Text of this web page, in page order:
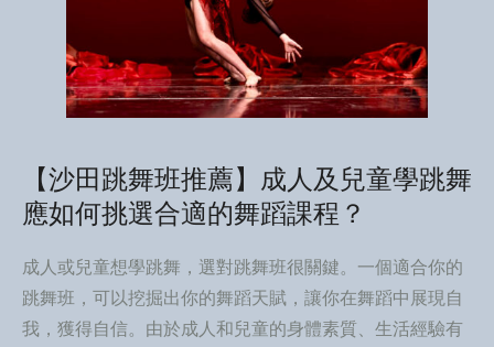
【沙田跳舞班推薦】成人及兒童學跳舞
應如何挑選合適的舞蹈課程？
成人或兒童想學跳舞，選對跳舞班很關鍵。一個適合你的
跳舞班，可以挖掘出你的舞蹈天賦，讓你在舞蹈中展現自
我，獲得自信。由於成人和兒童的身體素質、生活經驗有